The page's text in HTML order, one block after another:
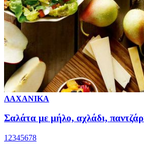
ΛΑΧΑΝΙΚΑ
Σαλάτα με μήλο, αχλάδι,
1 2345678